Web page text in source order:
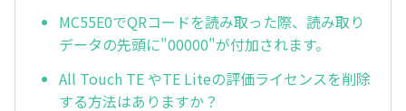
MC55E0でQRコードを読み取った際、読み取り
データの先頭に"00000"が付加されます。
All Touch TE やTE Liteの評価ライセンスを削除
する方法はありますか？